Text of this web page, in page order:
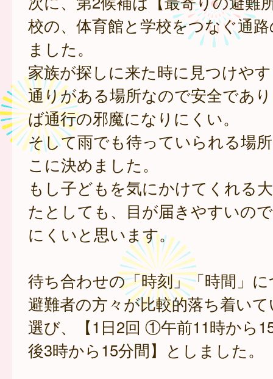
校の、体育館と学校をつなぐ通
ました。
家族が探しに来た時に見つけや
通りがある場所なので安全であ
ば通行の邪魔になりにくい。
そして雨でも待っていられる場
こに決めました。
もし子どもを気にかけてくれる
たとしても、目が届きやすいの
にくいと思います。
待ち合わせの「時刻」「時間」
避難者の方々が比較的落ち着い
選び、【1日2回 ①午前11時か
後3時から15分間】としました。